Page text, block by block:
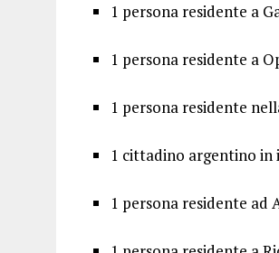
1 persona residente a
1 persona residente a
1 persona residente
1 cittadino argentino
1 persona residente ad